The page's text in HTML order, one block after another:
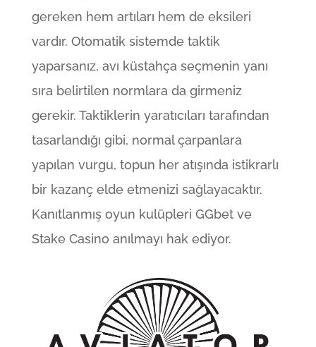
gereken hem artıları hem de eksileri
vardır. Otomatik sistemde taktik
yaparsanız, avı küstahça seçmenin yanı
sıra belirtilen normlara da girmeniz
gerekir. Taktiklerin yaratıcıları tarafından
tasarlandığı gibi, normal çarpanlara
yapılan vurgu, topun her atışında istikrarlı
bir kazanç elde etmenizi sağlayacaktır.
Kanıtlanmış oyun kulüpleri GGbet ve
Stake Casino anılmayı hak ediyor.